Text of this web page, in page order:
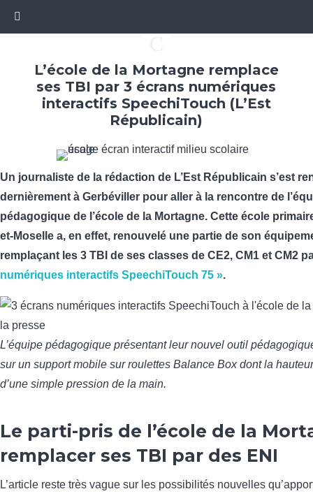
L’école de la Mortagne remplace
ses TBI par 3 écrans numériques
interactifs SpeechiTouch (L’Est
Républicain)
Un journaliste de la rédaction de L’Est Républicain s’est
dernièrement à Gerbéviller pour aller à la rencontre de
pédagogique de l’école de la Mortagne. Cette école
et-Moselle a, en effet, renouvelé une partie de son
remplaçant les 3 TBI de ses classes de CE2, CM1 et CM2
numériques interactifs SpeechiTouch 75 ».
L’équipe pédagogique présentant leur nouvel outil
sur un support mobile sur roulettes Balance Box dont la
d’une simple pression de la main.
Le parti-pris de l’école de la
remplacer ses TBI par des ENI
L’article reste très vague sur les possibilités nouvelles